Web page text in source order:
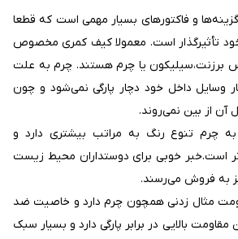
و فاکتورهای بسیار مهمی است که قطعا
تأثیرگذار است. معمولا کیف کمری مخصوص
برزنت،سیلیکون یا چرم هستند. چرم به علت
وسایل داخل خود دچار پارگی نمی‌‌شود و چون
از بین نمی‌‌روند.
چرم تنوع رنگ به مراتب بیشتری دارد و
است.خبر خوبی برای دوستداران محیط زیست
به فروش می‌‌رسند.
مثال زدنی همچون چرم دارد و خاصیت ضد
مقاومت بالایی در برابر پارگی دارد و بسیار سبک